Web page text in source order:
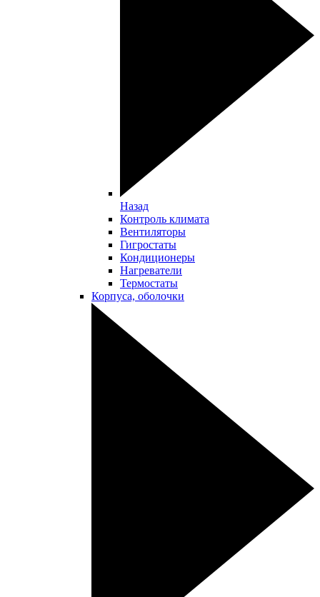
Назад
Контроль климата
Вентиляторы
Гигростаты
Кондиционеры
Нагреватели
Термостаты
Корпуса, оболочки